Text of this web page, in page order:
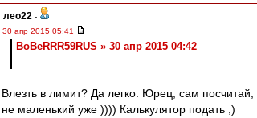
лео22 -
30 апр 2015 05:41
BoBeRRR59RUS » 30 апр 2015 04:42
Влезть в лимит? Да легко. Юрец, сам посчитай,
не маленький уже )))) Калькулятор подать ;)